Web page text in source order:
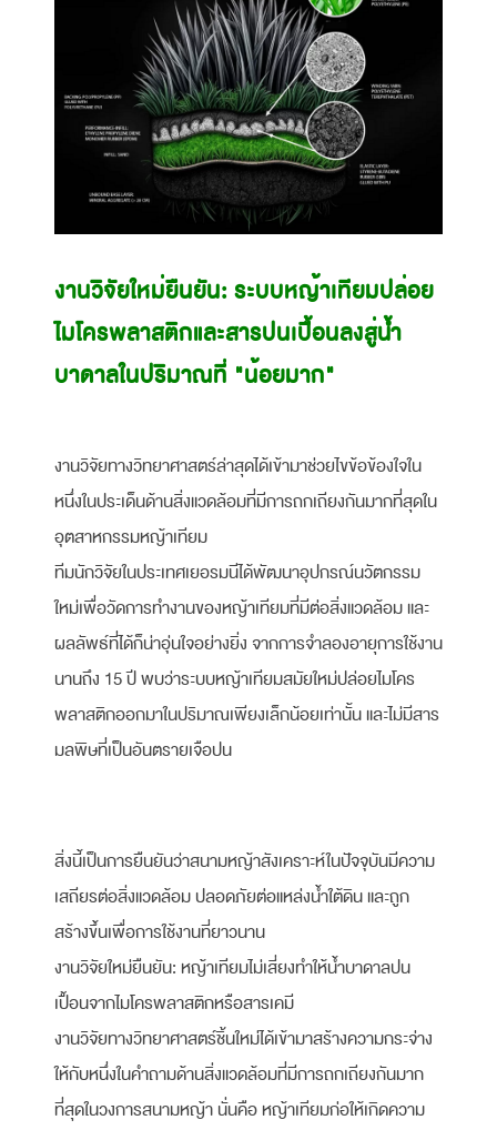
งานวิจัยใหม่ยืนยัน: ระบบหญ้าเทียมปล่อย
ไมโครพลาสติกและสารปนเปื้อนลงสู่น้ำ
บาดาลในปริมาณที่ "น้อยมาก"
งานวิจัยทางวิทยาศาสตร์ล่าสุดได้เข้ามาช่วยไขข้อข้องใจใน
หนึ่งในประเด็นด้านสิ่งแวดล้อมที่มีการถกเถียงกันมากที่สุดใน
อุตสาหกรรมหญ้าเทียม
ทีมนักวิจัยในประเทศเยอรมนีได้พัฒนาอุปกรณ์นวัตกรรม
ใหม่เพื่อวัดการทำงานของหญ้าเทียมที่มีต่อสิ่งแวดล้อม และ
ผลลัพธ์ที่ได้ก็น่าอุ่นใจอย่างยิ่ง จากการจำลองอายุการใช้งาน
นานถึง 15 ปี พบว่าระบบหญ้าเทียมสมัยใหม่ปล่อยไมโคร
พลาสติกออกมาในปริมาณเพียงเล็กน้อยเท่านั้น และไม่มีสาร
มลพิษที่เป็นอันตรายเจือปน
สิ่งนี้เป็นการยืนยันว่าสนามหญ้าสังเคราะห์ในปัจจุบันมีความ
เสถียรต่อสิ่งแวดล้อม ปลอดภัยต่อแหล่งน้ำใต้ดิน และถูก
สร้างขึ้นเพื่อการใช้งานที่ยาวนาน
งานวิจัยใหม่ยืนยัน: หญ้าเทียมไม่เสี่ยงทำให้น้ำบาดาลปน
เปื้อนจากไมโครพลาสติกหรือสารเคมี
งานวิจัยทางวิทยาศาสตร์ชิ้นใหม่ได้เข้ามาสร้างความกระจ่าง
ให้กับหนึ่งในคำถามด้านสิ่งแวดล้อมที่มีการถกเถียงกันมาก
ที่สุดในวงการสนามหญ้า นั่นคือ หญ้าเทียมก่อให้เกิดความ